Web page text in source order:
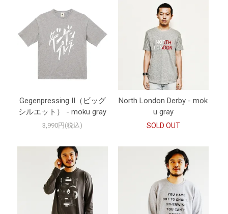
Gegenpressing II（ビッグ
シルエット） - moku gray
3,990円(税込)
North London Derby - mok
u gray
SOLD OUT